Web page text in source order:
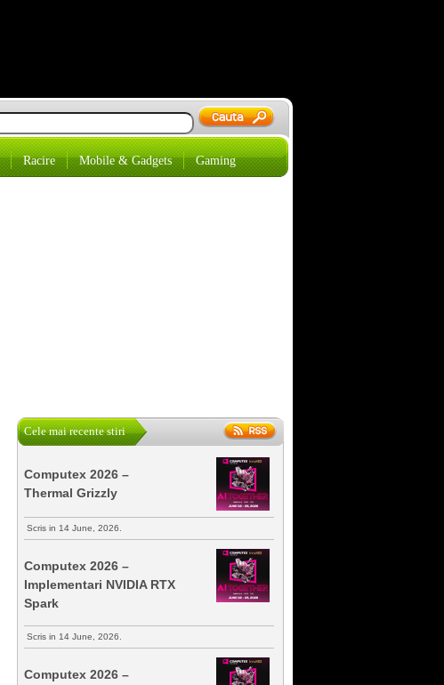
Racire Mobile & Gadgets Gaming
Cele mai recente stiri
Computex 2026 –
Thermal Grizzly
Scris in 14 June, 2026.
Computex 2026 –
Implementari NVIDIA RTX
Spark
Scris in 14 June, 2026.
Computex 2026 –